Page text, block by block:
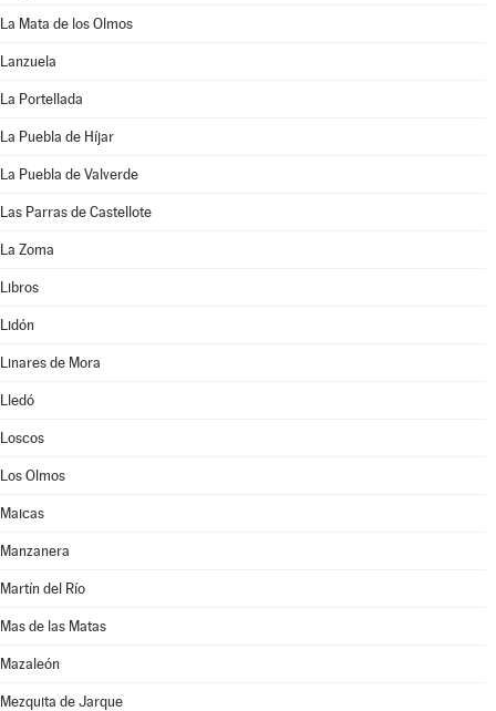
La Mata de los Olmos
Lanzuela
La Portellada
La Puebla de Híjar
La Puebla de Valverde
Las Parras de Castellote
La Zoma
Libros
Lidón
Linares de Mora
Lledó
Loscos
Los Olmos
Maicas
Manzanera
Martín del Río
Mas de las Matas
Mazaleón
Mezquita de Jarque